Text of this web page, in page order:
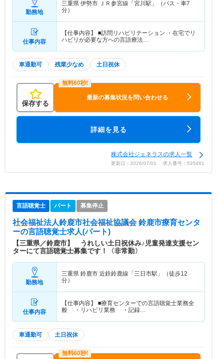
勤務地
三重県 伊勢市 ＪＲ参宮線「宮川駅」（バス・車7
分）
仕事内容
【仕事内容】 ■訪問リハビリテーション ・在宅でリ
ハビリが必要な方への言語療法…
車通勤可 残業少なめ 土日祝休
保存する
最新の募集状況を問い合わせる
詳細を見る
株式会社ジェネラスの求人一覧
更新日：2026/07/01 求人番号：535481
言語聴覚士 パート 募集停止
社会福祉法人鈴鹿市社会福祉協議会 鈴鹿市療育センタ
ーの言語聴覚士求人(パート)
【三重県／鈴鹿市】 うれしい土日祝休み♪児童発達支援セン
ターにて言語聴覚士募集です！〈非常勤〉
勤務地
三重県 鈴鹿市 近鉄鈴鹿線「三日市駅」（徒歩12
分）
仕事内容
【仕事内容】 ■療育センターでの言語聴覚士業務全
般 ・リハビリ業務 ・記録…
車通勤可 土日祝休